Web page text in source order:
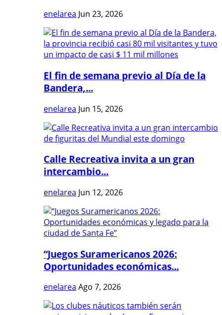
enelarea Jun 23, 2026
El fin de semana previo al Día de la
Bandera,...
enelarea Jun 15, 2026
Calle Recreativa invita a un gran
intercambio...
enelarea Jun 12, 2026
“Juegos Suramericanos 2026:
Oportunidades económicas...
enelarea Ago 7, 2026